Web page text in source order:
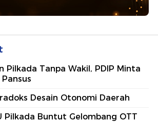
Pilkada Tanpa Wakil, PDIP Minta
Desain Otonomi Daerah
Pilkada Buntut Gelombang OTT